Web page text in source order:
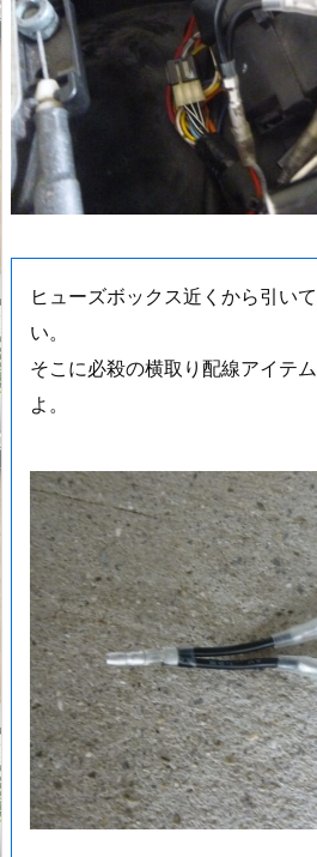
ヒューズボックス近くから引い
い。
そこに必殺の横取り配線アイテ
よ。